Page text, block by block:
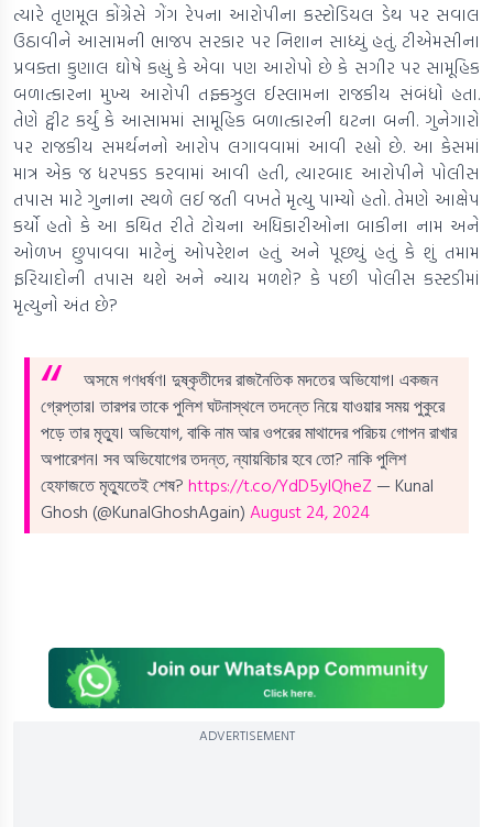
ત્યારે તૃણમૂલ કોંગ્રેસે ગેંગ રેપના આરોપીના કસ્ટોડિયલ ડેથ પર સવાલ
ઉઠાવીને આસામની ભાજપ સરકાર પર નિશાન સાધ્યું હતું. ટીએમસીના
પ્રવક્તા કુણાલ ઘોષે કહ્યું કે એવા પણ આરોપો છે કે સગીર પર સામૂહિક
બળાત્કારના મુખ્ય આરોપી તફ્કઝુલ ઈસ્લામના રાજકીય સંબંધો હતા.
તેણે ટ્વીટ કર્યું કે આસામમાં સામૂહિક બળાત્કારની ઘટના બની. ગુનેગારો
પર રાજકીય સમર્થનનો આરોપ લગાવવામાં આવી રહ્યો છે. આ કેસમાં
માત્ર એક જ ધરપકડ કરવામાં આવી હતી, ત્યારબાદ આરોપીને પોલીસ
તપાસ માટે ગુનાના સ્થળે લઈ જતી વખતે મૃત્યુ પામ્યો હતો. તેમણે આક્ષેપ
કર્યો હતો કે આ કથિત રીતે ટોચના અધિકારીઓના બાકીના નામ અને
ઓળખ છુપાવવા માટેનું ઓપરેશન હતું અને પૂછ્યું હતું કે શું તમામ
ફરિયાદોની તપાસ થશે અને ન્યાય મળશે? કે પછી પોલીસ કસ્ટડીમાં
મૃત્યુનો અંત છે?
অসমে গণধর্ষণ। দুষ্কৃতীদের রাজনৈতিক মদতের অভিযোগ। একজন
গ্রেপ্তার। তারপর তাকে পুলিশ ঘটনাস্থলে তদন্তে নিয়ে যাওয়ার সময় পুকুরে
পড়ে তার মৃত্যু। অভিযোগ, বাকি নাম আর ওপরের মাথাদের পরিচয় গোপন রাখার
অপারেশন। সব অভিযোগের তদন্ত, ন্যায়বিচার হবে তো? নাকি পুলিশ
হেফাজতে মৃত্যুতেই শেষ? https://t.co/YdD5ylQheZ — Kunal
Ghosh (@KunalGhoshAgain) August 24, 2024
ADVERTISEMENT